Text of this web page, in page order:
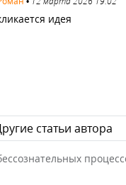
идея
статьи автора